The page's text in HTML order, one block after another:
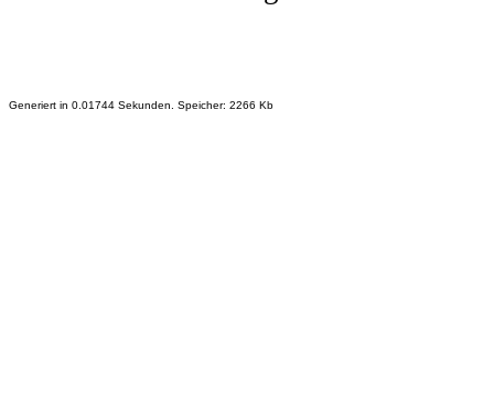
Generiert in 0.01744 Sekunden. Speicher: 2266 Kb